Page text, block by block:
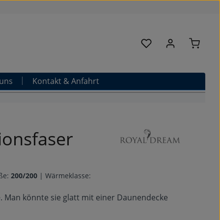
Du hast 0 Produkte
Kontakt & Anfahrt
200/200 | Wärmeklasse:
Man könnte sie glatt mit einer Daunendecke